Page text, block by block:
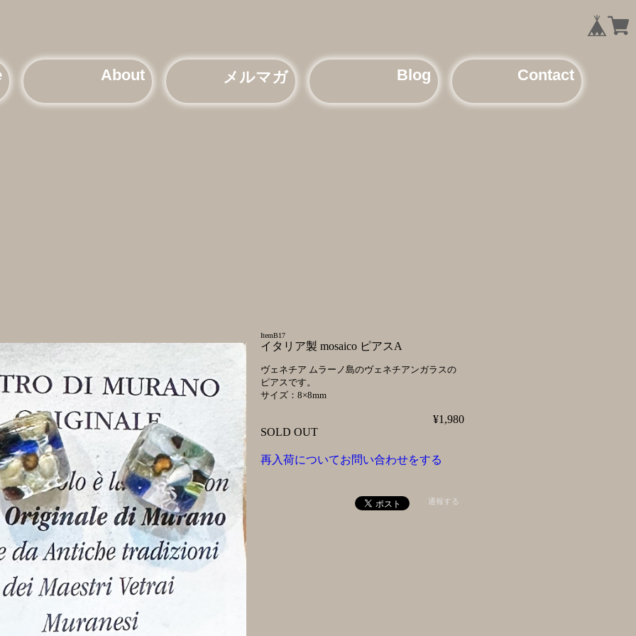
About メルマガ Blog Contact
ItemB17
イタリア製 mosaico ピアスA
ヴェネチア ムラーノ島のヴェネチアンガラスの
ピアスです。
サイズ：8×8mm
¥1,980
SOLD OUT
再入荷についてお問い合わせをする
通報する